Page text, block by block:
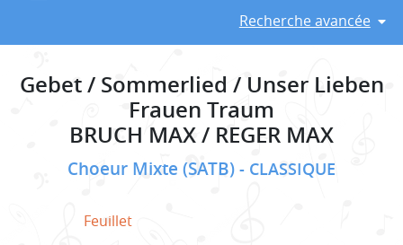
Recherche avancée
Gebet / Sommerlied / Unser Lieben
Frauen Traum
BRUCH MAX / REGER MAX
Choeur Mixte (SATB) CLASSIQUE
Feuillet